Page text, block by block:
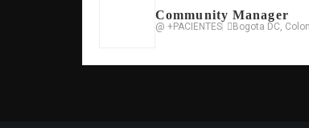
Community Manager
@ +PACIENTES Bogota DC,